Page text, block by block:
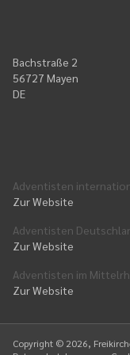
Bachstraße 2
56727 Mayen
DE
Adventisten
Zur Website
Adventisten
Zur Website
Adventisten im
Zur Website
Copyright © 2026,